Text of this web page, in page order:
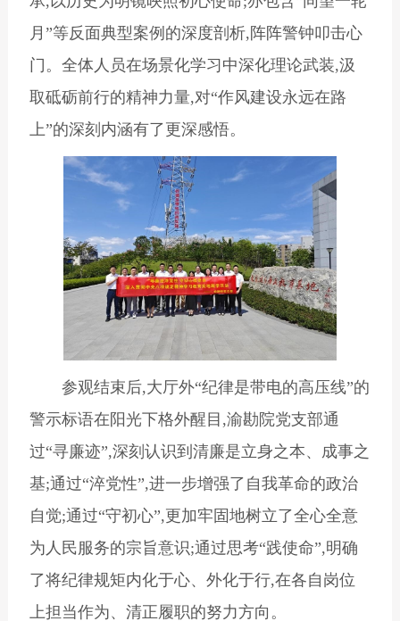
月”等反面典型案例的深度剖析,阵阵警钟叩击心
门。全体人员在场景化学习中深化理论武装,汲
取砥砺前行的精神力量,对“作风建设永远在路
上”的深刻内涵有了更深感悟。
参观结束后,大厅外“纪律是带电的高压线”的
警示标语在阳光下格外醒目,渝勘院党支部通
过“寻廉迹”,深刻认识到清廉是立身之本、成事之
基;通过“淬党性”,进一步增强了自我革命的政治
自觉;通过“守初心”,更加牢固地树立了全心全意
为人民服务的宗旨意识;通过思考“践使命”,明确
了将纪律规矩内化于心、外化于行,在各自岗位
上担当作为、清正履职的努力方向。